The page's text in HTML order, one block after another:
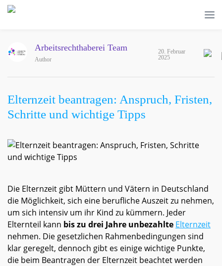
Arbeitsrechthaberei Team
Author
20. Februar
2025
Elternzeit beantragen: Anspruch, Fristen,
Schritte und wichtige Tipps
Die Elternzeit gibt Müttern und Vätern in Deutschland
die Möglichkeit, sich eine berufliche Auszeit zu nehmen,
um sich intensiv um ihr Kind zu kümmern. Jeder
Elternteil kann bis zu drei Jahre unbezahlte Elternzeit
nehmen. Die gesetzlichen Rahmenbedingungen sind
klar geregelt, dennoch gibt es einige wichtige Punkte,
die beim Beantragen der Elternzeit beachtet werden